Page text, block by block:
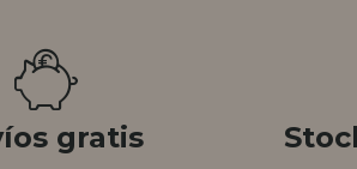
gratis